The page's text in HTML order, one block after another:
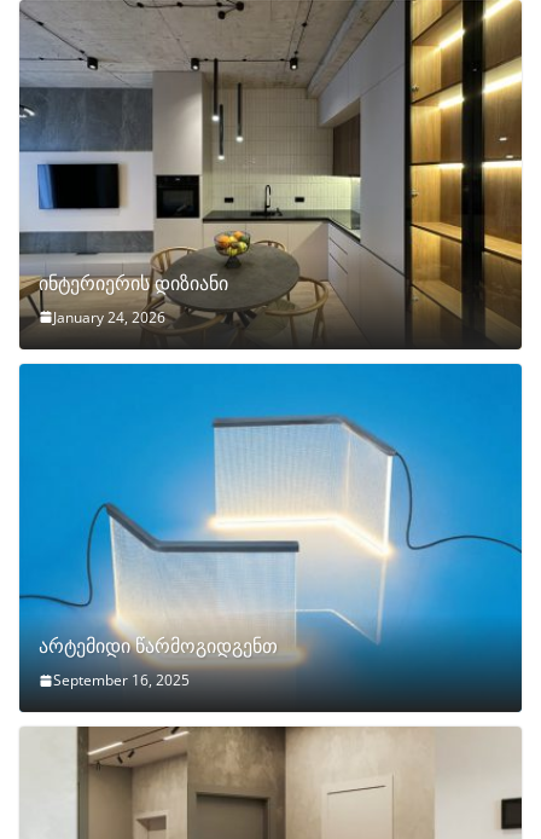
ინტერიერის დიზიანი
January 24, 2026
არტემიდი წარმოგიდგენთ
September 16, 2025